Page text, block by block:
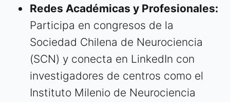
Redes Académicas y Profesionales:
Participa en congresos de la
Sociedad Chilena de Neurociencia
(SCN) y conecta en LinkedIn con
investigadores de centros como el
Instituto Milenio de Neurociencia